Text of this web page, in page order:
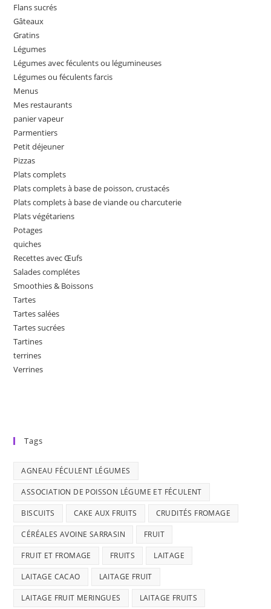
Flans sucrés
Gâteaux
Gratins
Légumes
Légumes avec féculents ou légumineuses
Légumes ou féculents farcis
Menus
Mes restaurants
panier vapeur
Parmentiers
Petit déjeuner
Pizzas
Plats complets
Plats complets à base de poisson, crustacés
Plats complets à base de viande ou charcuterie
Plats végétariens
Potages
quiches
Recettes avec Œufs
Salades complétes
Smoothies & Boissons
Tartes
Tartes salées
Tartes sucrées
Tartines
terrines
Verrines
Tags
AGNEAU FÉCULENT LÉGUMES
ASSOCIATION DE POISSON LÉGUME ET FÉCULENT
BISCUITS CAKE AUX FRUITS CRUDITÉS FROMAGE
CÉRÉALES AVOINE SARRASIN FRUIT
FRUIT ET FROMAGE FRUITS LAITAGE
LAITAGE CACAO LAITAGE FRUIT
LAITAGE FRUIT MERINGUES LAITAGE FRUITS